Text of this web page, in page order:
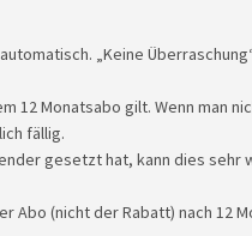
„Keine
12 Monatsabo gilt. Wenn man
fällig.
gesetzt hat, kann dies sehr
Abo (nicht der Rabatt) nach 12